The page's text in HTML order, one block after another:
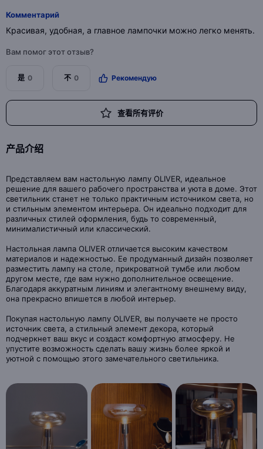
Комментарий
Красивая, удобная, а главное лампочки можно легко менять.
Вам помог этот отзыв?
是 0 不 0 Рекомендую
查看所有评价
产品介绍
Представляем вам настольную лампу OLIVER, идеальное
решение для вашего рабочего пространства и уюта в доме. Этот
светильник станет не только практичным источником света, но
и стильным элементом интерьера. Он идеально подходит для
различных стилей оформления, будь то современный,
минималистичный или классический.
Настольная лампа OLIVER отличается высоким качеством
материалов и надежностью. Ее продуманный дизайн позволяет
разместить лампу на столе, прикроватной тумбе или любом
другом месте, где вам нужно дополнительное освещение.
Благодаря аккуратным линиям и элегантному внешнему виду,
она прекрасно впишется в любой интерьер.
Покупая настольную лампу OLIVER, вы получаете не просто
источник света, а стильный элемент декора, который
подчеркнет ваш вкус и создаст комфортную атмосферу. Не
упустите возможность сделать вашу жизнь более яркой и
уютной с помощью этого замечательного светильника.